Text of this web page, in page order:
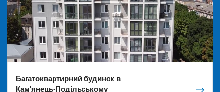
Багатоквартирний будинок в
Кам’янець-Подільському